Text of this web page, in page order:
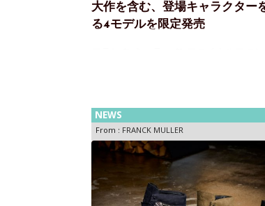
大作を含む、登場キャラクター
る4モデルを限定発売
ウォッチ 「VANGUARD FINAL
ランク
NEWS
From : FRANCK MULLER